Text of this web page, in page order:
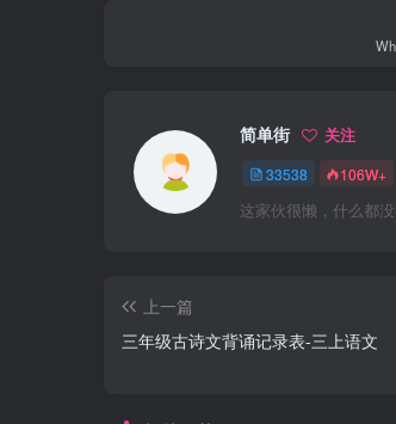
简单街 关注
33538 106W+
这家伙很懒，什么都
上一篇
三年级古诗文背诵记录表-三上语文